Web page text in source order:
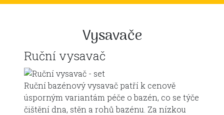
Vysavače
Ruční vysavač
Ruční bazénový vysavač patří k cenově
úsporným variantám péče o bazén, co se týče
čištění dna, stěn a rohů bazénu. Za nízkou